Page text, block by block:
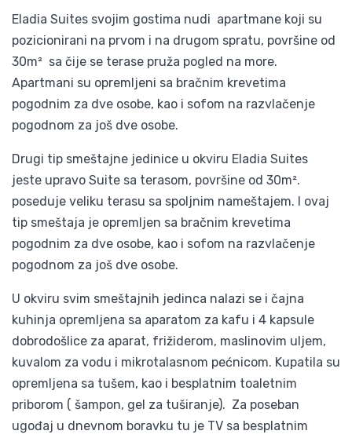
Eladia Suites svojim gostima nudi apartmane koji su
pozicionirani na prvom i na drugom spratu, površine od
30m² sa čije se terase pruža pogled na more.
Apartmani su opremljeni sa bračnim krevetima
pogodnim za dve osobe, kao i sofom na razvlačenje
pogodnom za još dve osobe.
Drugi tip smeštajne jedinice u okviru Eladia Suites
jeste upravo Suite sa terasom, površine od 30m².
poseduje veliku terasu sa spoljnim nameštajem. I ovaj
tip smeštaja je opremljen sa bračnim krevetima
pogodnim za dve osobe, kao i sofom na razvlačenje
pogodnom za još dve osobe.
U okviru svim smeštajnih jedinca nalazi se i čajna
kuhinja opremljena sa aparatom za kafu i 4 kapsule
dobrodošlice za aparat, frižiderom, maslinovim uljem,
kuvalom za vodu i mikrotalasnom pećnicom. Kupatila su
opremljena sa tušem, kao i besplatnim toaletnim
priborom ( šampon, gel za tuširanje). Za poseban
ugođaj u dnevnom boravku tu je TV sa besplatnim